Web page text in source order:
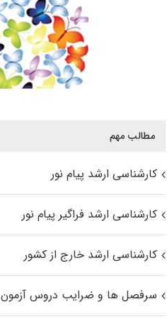
مطالب مهم
کارشناسی ارشد پیام نور
کارشناسی ارشد فراگیر پیام نور
کارشناسی ارشد خارج از کشور
سرفصل ها و ضرایب دروس آزمون